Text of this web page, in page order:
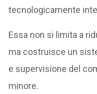
tecnologicamente
Essa non si limita a
ma costruisce un
e supervisione del
minore.